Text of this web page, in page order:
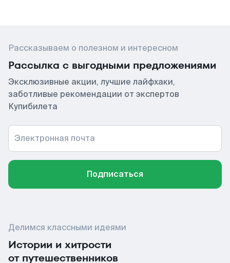
Рассказываем о полезном и интересном
Рассылка с выгодными предложениями
Эксклюзивные акции, лучшие лайфхаки,
заботливые рекомендации от экспертов
Купибилета
Электронная почта
Подписаться
Делимся классными идеями
Истории и хитрости
от путешественников